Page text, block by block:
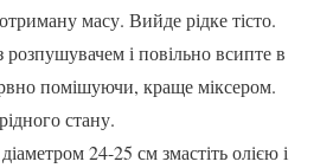
масу. Вийде рідке тісто.
і повільно всипте в
помішуючи, краще міксером.
стану.
24-25 см змастіть олією і